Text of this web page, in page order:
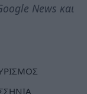
News και